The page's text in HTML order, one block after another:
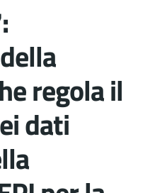
regola il
dati